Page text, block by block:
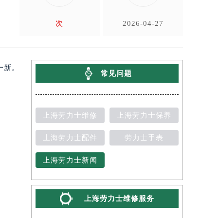
次
2026-04-27
。
常见问题
上海劳力士维修 上海劳力士保养
上海劳力士配件 劳力士手表
上海劳力士新闻
上海劳力士维修服务